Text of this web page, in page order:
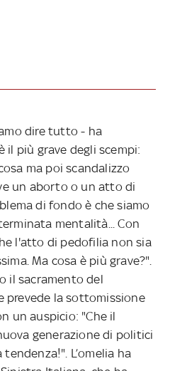
dire tutto - ha
più grave degli scempi:
ma poi scandalizzo
un aborto o un atto di
di fondo è che siamo
mentalità... Con
l'atto di pedofilia non sia
Ma cosa è più grave?".
il sacramento del
prevede la sottomissione
un auspicio: "Che il
generazione di politici
L’omelia ha